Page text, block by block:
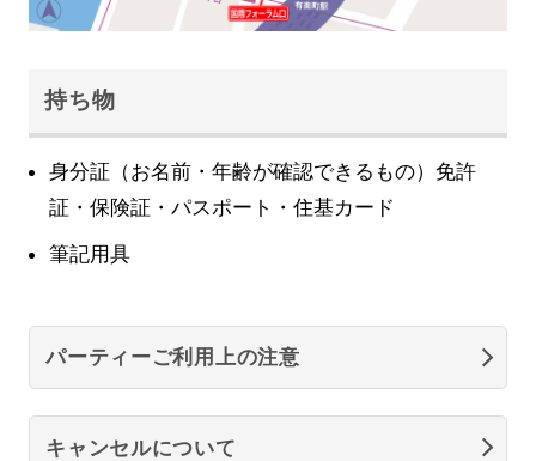
持ち物
身分証（お名前・年齢が確認できるもの）免許
証・保険証・パスポート・住基カード
筆記用具
パーティーご利用上の注意
キャンセルについて